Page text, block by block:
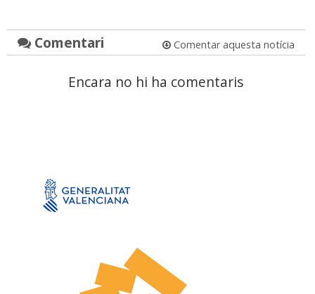
Comentari Comentar aquesta notícia
Encara no hi ha comentaris